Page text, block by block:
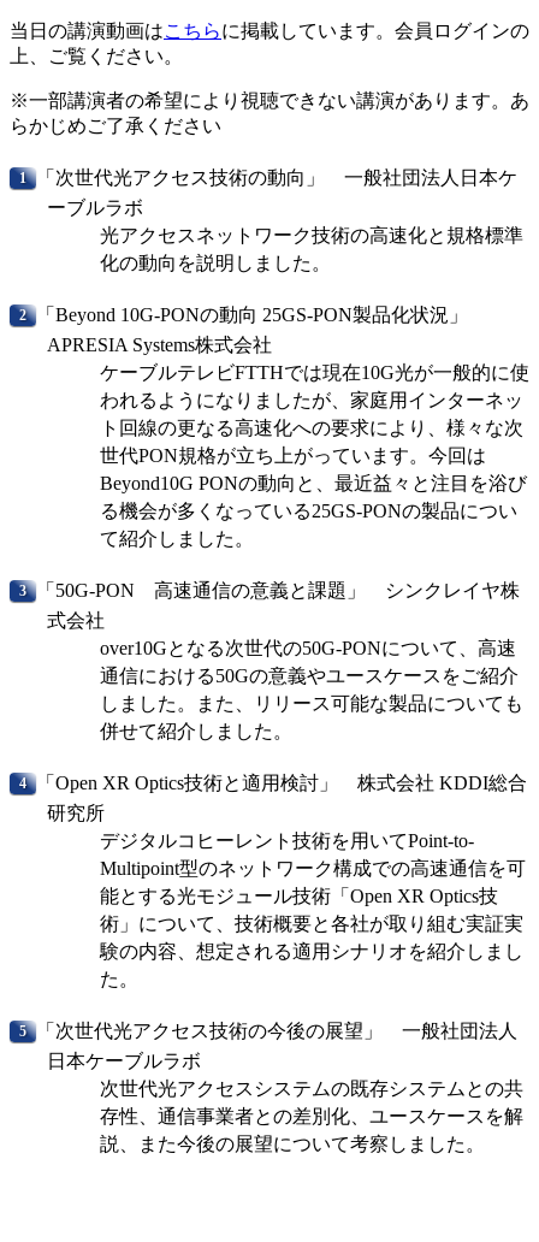
当日の講演動画はこちらに掲載しています。会員ログインの
上、ご覧ください。
※一部講演者の希望により視聴できない講演があります。あ
らかじめご了承ください
「次世代光アクセス技術の動向」 一般社団法人日本ケ
ーブルラボ
光アクセスネットワーク技術の高速化と規格標準
化の動向を説明しました。
「Beyond 10G-PONの動向 25GS-PON製品化状況」
APRESIA Systems株式会社
ケーブルテレビFTTHでは現在10G光が一般的に使
われるようになりましたが、家庭用インターネッ
ト回線の更なる高速化への要求により、様々な次
世代PON規格が立ち上がっています。今回は
Beyond10G PONの動向と、最近益々と注目を浴び
る機会が多くなっている25GS-PONの製品につい
て紹介しました。
「50G-PON 高速通信の意義と課題」 シンクレイヤ株
式会社
over10Gとなる次世代の50G-PONについて、高速
通信における50Gの意義やユースケースをご紹介
しました。また、リリース可能な製品についても
併せて紹介しました。
「Open XR Optics技術と適用検討」 株式会社 KDDI総合
研究所
デジタルコヒーレント技術を用いてPoint-to-
Multipoint型のネットワーク構成での高速通信を可
能とする光モジュール技術「Open XR Optics技
術」について、技術概要と各社が取り組む実証実
験の内容、想定される適用シナリオを紹介しまし
た。
「次世代光アクセス技術の今後の展望」 一般社団法人
日本ケーブルラボ
次世代光アクセスシステムの既存システムとの共
存性、通信事業者との差別化、ユースケースを解
説、また今後の展望について考察しました。